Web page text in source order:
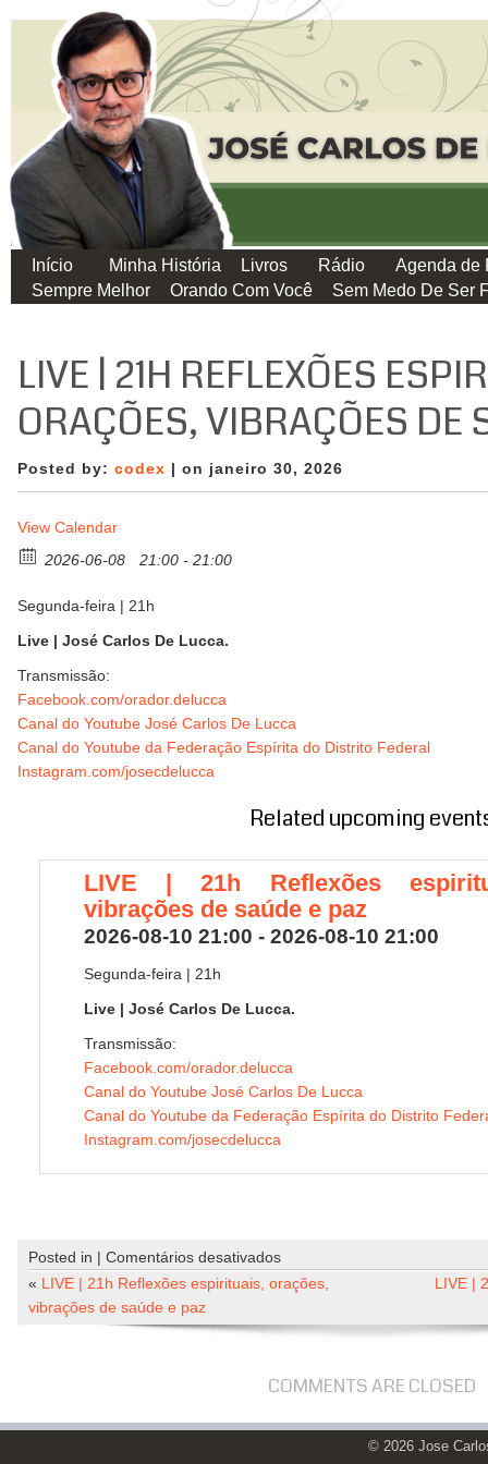
Início Minha História Livros Rádio
Agenda de
Sempre Melhor
Orando Com Você Sem Medo De Ser
LIVE | 21H REFLEXÕES
ORAÇÕES, VIBRAÇÕES DE
Posted by: codex | on janeiro 30, 2026
View Calendar
2026-06-08
21:00 - 21:00
Segunda-feira | 21h
Live | José Carlos De Lucca.
Transmissão:
Facebook.com/orador.delucca
Canal do Youtube José Carlos De Lucca
Canal do Youtube da Federação Espírita do Distrito Federal
Instagram.com/josecdelucca
Related upcoming
LIVE | 21h Reflexões
vibrações de saúde e paz
2026-08-10 21:00 - 2026-08-10 21:00
Segunda-feira | 21h
Live | José Carlos De Lucca.
Transmissão:
Facebook.com/orador.delucca
Canal do Youtube José Carlos De Lucca
Canal do Youtube da Federação Espírita do Distrito
Instagram.com/josecdelucca
Posted in | Comentários desativadosem
LIVE
21h
espirituais,
vibrações
« LIVE | 21h Reflexões espirituais, orações,
vibrações de saúde e paz
LIVE |
COMMENTS ARE CLOSED
© 2026 Jose